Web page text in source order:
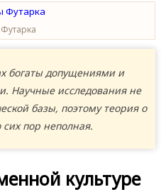
богаты допущениями и
Научные исследования не
базы, поэтому теория о
пор неполная.
культуре